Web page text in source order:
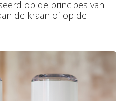
op de principes van
de kraan of op de